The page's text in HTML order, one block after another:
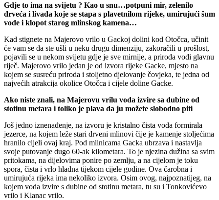
Gdje to ima na svijetu ? Kao u snu…potpuni mir, zelenilo
drveća i livada koje se stapa s plavetnilom rijeke, umirujući šum
vode i klopot starog mlinskog kamena…
Kad stignete na Majerovo vrilo u Gackoj dolini kod Otočca, učinit
će vam se da ste ušli u neku drugu dimenziju, zakoračili u prošlost,
pojavili se u nekom svijetu gdje je sve mirnije, a priroda vodi glavnu
riječ. Majerovo vrilo jedan je od izvora rijeke Gacke, mjesto na
kojem se susreću priroda i stoljetno djelovanje čovjeka, te jedna od
najvećih atrakcija okolice Otočca i cijele doline Gacke.
Ako niste znali, na Majerovu vrilu voda izvire sa dubine od
stotinu metara i toliko je plava da ju možete slobodno piti
Još jedno iznenađenje, na izvoru je kristalno čista voda formirala
jezerce, na kojem leže stari drveni mlinovi čije je kamenje stoljećima
hranilo cijeli ovaj kraj. Pod mlinicama Gacka ubrzava i nastavlja
svoje putovanje dugo 60-ak kilometara. To je njezina dužina sa svim
pritokama, na dijelovima ponire po zemlju, a na cijelom je toku
spora, čista i vrlo hladna tijekom cijele godine. Ova čarobna i
umirujuća rijeka ima nekoliko izvora. Osim ovog, najpoznatijeg, na
kojem voda izvire s dubine od stotinu metara, tu su i Tonkovićevo
vrilo i Klanac vrilo.